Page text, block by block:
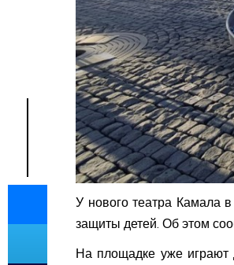
У нового театра Камала
защиты детей. Об этом
На площадке уже играют